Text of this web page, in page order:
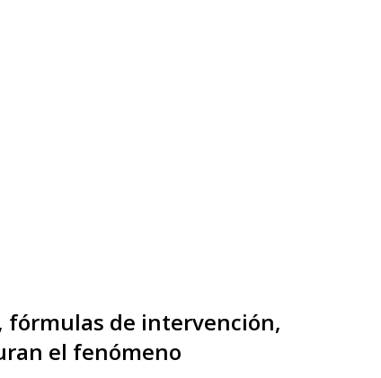
fórmulas de intervención,
el fenómeno